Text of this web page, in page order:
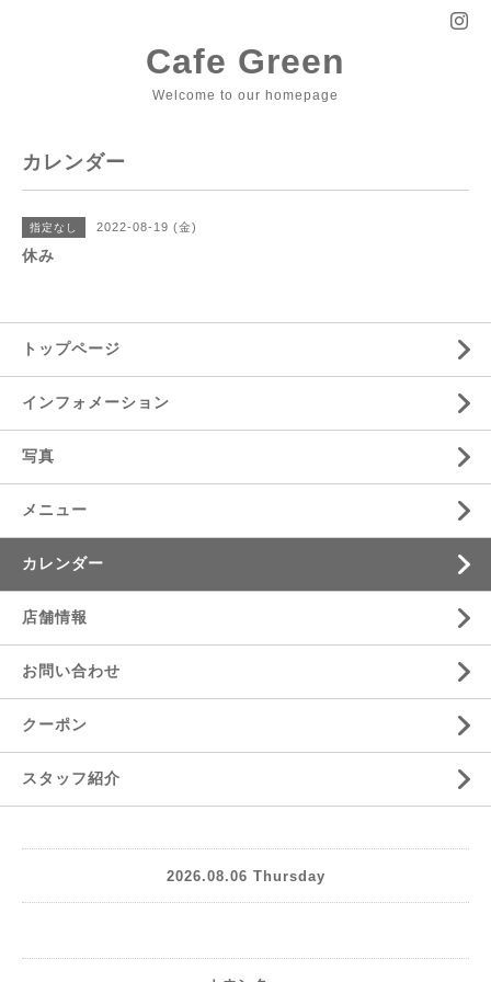
Cafe Green
Welcome to our homepage
カレンダー
指定なし 2022-08-19 (金)
休み
トップページ
インフォメーション
写真
メニュー
カレンダー
店舗情報
お問い合わせ
クーポン
スタッフ紹介
2026.08.06 Thursday